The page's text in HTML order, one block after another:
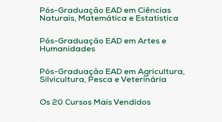
Pós-Graduação EAD em Ciências
Naturais, Matemática e Estatística
Pós-Graduação EAD em Artes e
Humanidades
Pós-Graduação EAD em Agricultura,
Silvicultura, Pesca e Veterinária
Os 20 Cursos Mais Vendidos